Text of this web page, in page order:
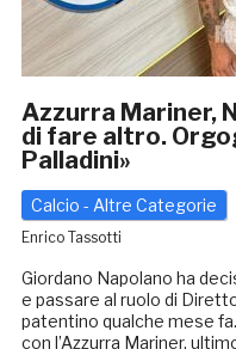
Azzurra Mariner,
di fare altro.
Palladini»
Calcio - Altre Categorie
Enrico Tassotti
Giordano Napolano ha
e passare al ruolo di
patentino qualche mese
con l’Azzurra Mariner,